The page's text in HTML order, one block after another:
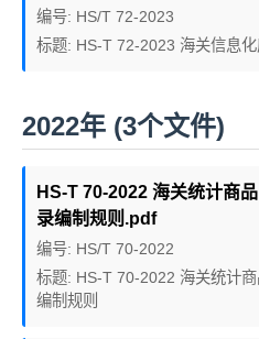
编号: HS/T 72-2023
标题: HS-T 72-2023 海关信息
2022年 (3个文件)
HS-T 70-2022 海关统计商
录编制规则.pdf
编号: HS/T 70-2022
标题: HS-T 70-2022 海关统计
编制规则